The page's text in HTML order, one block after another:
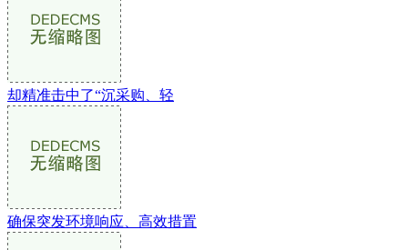
却精准击中了“沉采购、轻
确保突发环境响应、高效措置